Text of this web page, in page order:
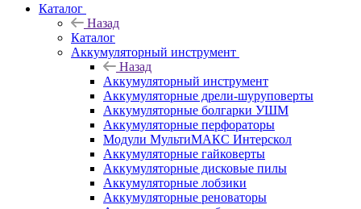
Каталог
Назад
Каталог
Аккумуляторный инструмент
Назад
Аккумуляторный инструмент
Аккумуляторные дрели-шуруповерты
Аккумуляторные болгарки УШМ
Аккумуляторные перфораторы
Модули МультиМАКС Интерскол
Аккумуляторные гайковерты
Аккумуляторные дисковые пилы
Аккумуляторные лобзики
Аккумуляторные реноваторы